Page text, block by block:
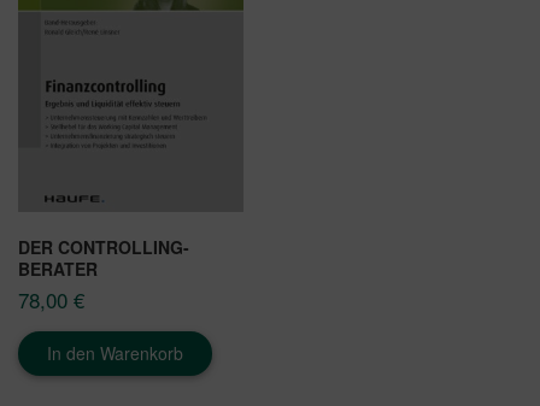
DER CONTROLLING-
BERATER
78,00 €
In den Warenkorb